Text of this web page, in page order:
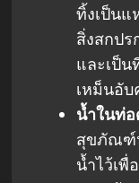
ทิ้งเป็นแ
สิ่งสกปร
และเป็น
เหม็นอับ
น้ำในท่อ
สุขภัณฑ์
น้ำไว้เพื่